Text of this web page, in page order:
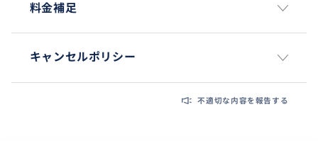
料金補足
キャンセルポリシー
不適切な内容を報告する